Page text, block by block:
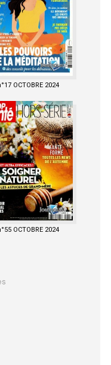
OCTOBRE 2024
OCTOBRE 2024